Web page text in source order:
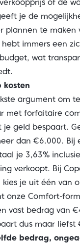
of de
je de
plannen te maken
hebt immers een
wat
kosten
argument om
met forfaitaire
je geld bespaart.
dan €6.000. Bij
je 3,63%
verkoopt. Bij
kies je uit één van
onze Comfort-
vast bedrag van
dus maar liefst
bedrag,